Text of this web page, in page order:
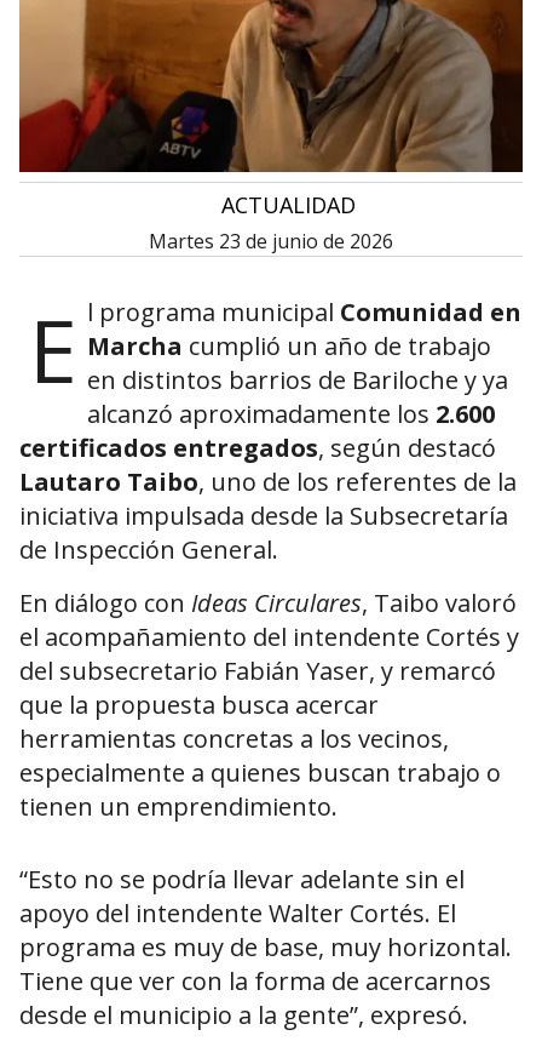
ACTUALIDAD
martes 23 de junio de 2026
E l programa municipal Comunidad en
Marcha cumplió un año de trabajo
en distintos barrios de Bariloche y ya
alcanzó aproximadamente los 2.600
certificados entregados, según destacó
Lautaro Taibo, uno de los referentes de la
iniciativa impulsada desde la Subsecretaría
de Inspección General.
En diálogo con Ideas Circulares, Taibo valoró
el acompañamiento del intendente Cortés y
del subsecretario Fabián Yaser, y remarcó
que la propuesta busca acercar
herramientas concretas a los vecinos,
especialmente a quienes buscan trabajo o
tienen un emprendimiento.
“Esto no se podría llevar adelante sin el
apoyo del intendente Walter Cortés. El
programa es muy de base, muy horizontal.
Tiene que ver con la forma de acercarnos
desde el municipio a la gente”, expresó.